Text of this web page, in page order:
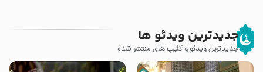
جدیدترین ویدئو ها
جدیدترین ویدئو و کلیپ های منتشر شده